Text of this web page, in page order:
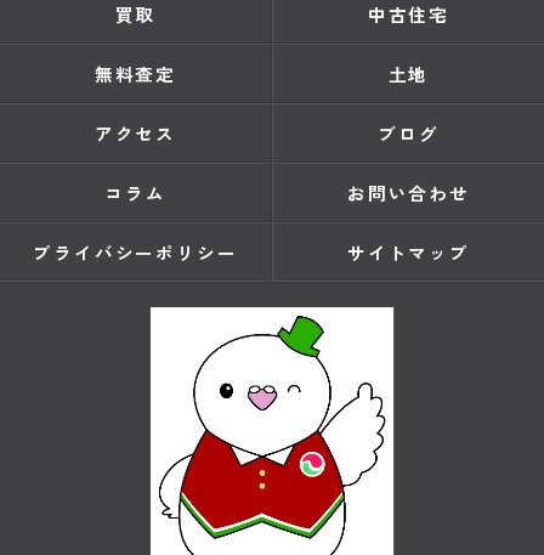
買取 中古住宅
無料査定 土地
アクセス ブログ
コラム お問い合わせ
プライバシーポリシー サイトマップ